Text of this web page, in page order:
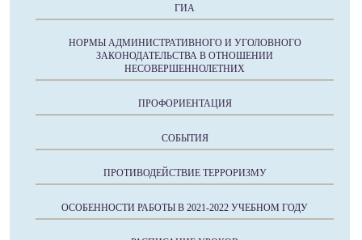
ГИА
НОРМЫ АДМИНИСТРАТИВНОГО И УГОЛОВНОГО
ЗАКОНОДАТЕЛЬСТВА В ОТНОШЕНИИ
НЕСОВЕРШЕННОЛЕТНИХ
ПРОФОРИЕНТАЦИЯ
СОБЫТИЯ
ПРОТИВОДЕЙСТВИЕ ТЕРРОРИЗМУ
ОСОБЕННОСТИ РАБОТЫ В 2021-2022 УЧЕБНОМ ГОДУ